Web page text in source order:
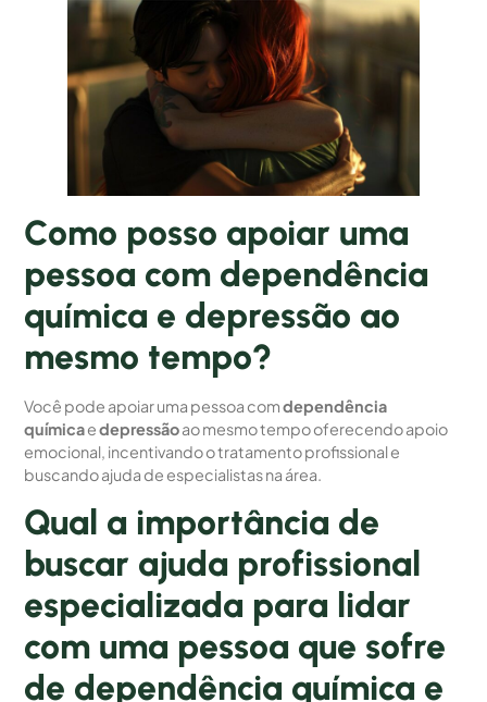
Como posso apoiar uma
pessoa com dependência
química e depressão ao
mesmo tempo?
Você pode apoiar uma pessoa comdependência
químicaedepressãoao mesmo tempo oferecendo apoio
emocional, incentivando o tratamento profissional e
buscando ajuda de especialistas na área.
Qual a importância de
buscar ajuda profissional
especializada para lidar
com uma pessoa que sofre
de dependência química e